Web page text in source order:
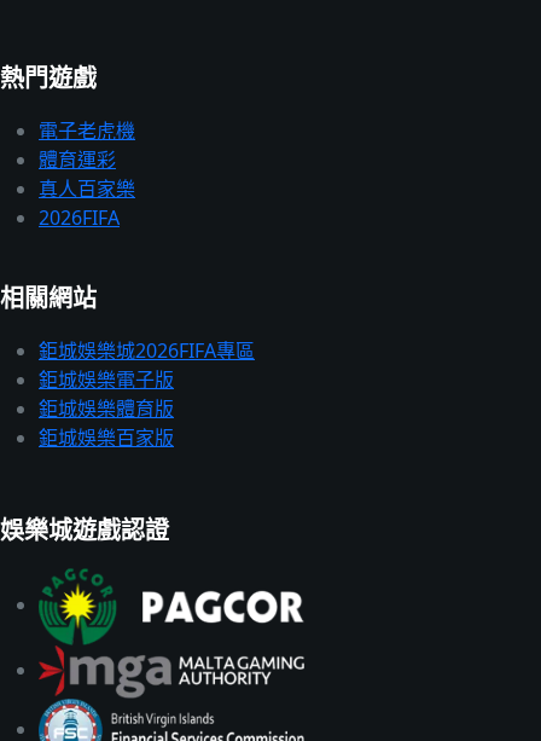
熱門遊戲
電子老虎機
體育運彩
真人百家樂
2026FIFA
相關網站
鉅城娛樂城2026FIFA專區
鉅城娛樂電子版
鉅城娛樂體育版
鉅城娛樂百家版
娛樂城遊戲認證